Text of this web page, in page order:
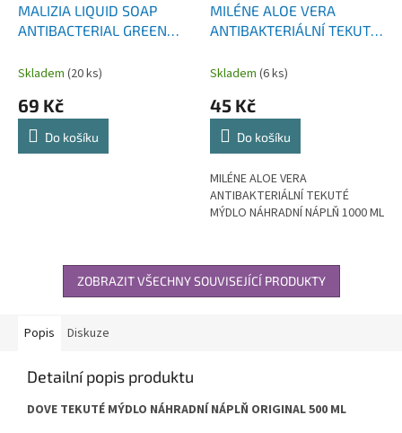
MALIZIA LIQUID SOAP
ANTIBACTERIAL GREEN
TEKUTÉ MÝDLO 1000 ML
Skladem (20 ks)
69 Kč
Do košíku
MILÉNE ALOE VERA
ANTIBAKTERIÁLNÍ TEKUTÉ
1000 ML
Skladem (6 ks)
45 Kč
Do košíku
MILÉNE ALOE VERA
ANTIBAKTERIÁLNÍ TEKUTÉ
MÝDLO NÁHRADNÍ NÁPLŇ 1000 ML
ZOBRAZIT VŠECHNY SOUVISEJÍCÍ PRODUKTY
Popis Diskuze
Detailní popis produktu
DOVE TEKUTÉ MÝDLO NÁHRADNÍ NÁPLŇ ORIGINAL 500 ML